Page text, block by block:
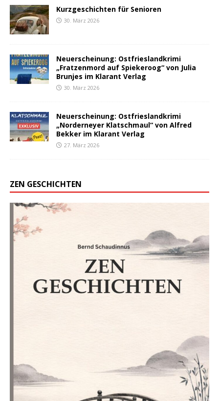
Kurzgeschichten für Senioren
30. März 2026
Neuerscheinung: Ostfrieslandkrimi
„Fratzenmord auf Spiekeroog“ von Julia
Brunjes im Klarant Verlag
30. März 2026
Neuerscheinung: Ostfrieslandkrimi
„Norderneyer Klatschmaul“ von Alfred
Bekker im Klarant Verlag
27. März 2026
ZEN GESCHICHTEN